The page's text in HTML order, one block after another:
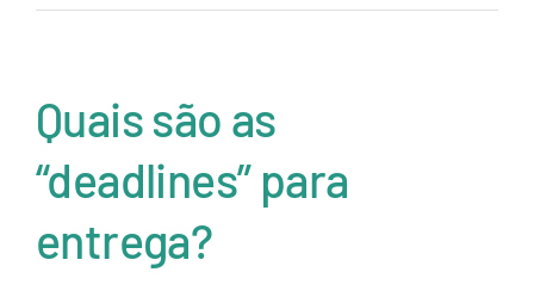
que
Quais são as
“deadlines” para
entrega?